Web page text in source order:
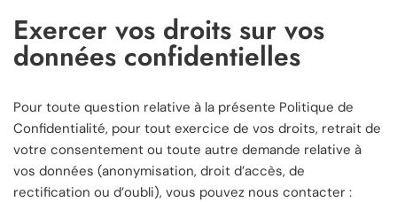
Exercer vos droits sur vos
données confidentielles
Pour toute question relative à la présente Politique de
Confidentialité, pour tout exercice de vos droits, retrait de
votre consentement ou toute autre demande relative à
vos données (anonymisation, droit d’accès, de
rectification ou d’oubli), vous pouvez nous contacter :